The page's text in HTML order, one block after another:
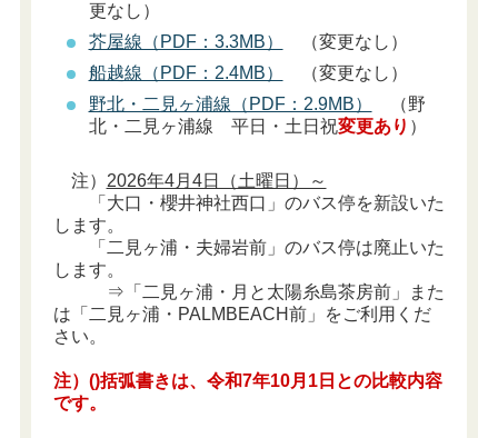
更なし）
芥屋線（PDF：3.3MB）
（変更なし）
船越線（PDF：2.4MB）
（変更なし）
野北・二見ヶ浦線（PDF：2.9MB）
（野
北・二見ヶ浦線 平日・土日祝変更あり ）
注） 2026年4月4日（土曜日）～
「大口・櫻井神社西口」のバス停を新設いた
します。
「二見ヶ浦・夫婦岩前」のバス停は廃止いた
します。
⇒「二見ヶ浦・月と太陽糸島茶房前」また
は「二見ヶ浦・PALMBEACH前」をご利用くだ
さい。
注）()括弧書きは、令和7年10月1日との比較内容
です。